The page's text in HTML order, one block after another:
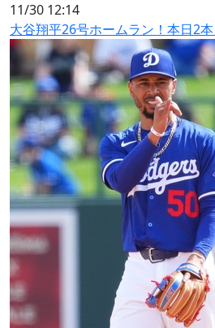
11/30 12:14
大谷翔平26号ホームラン！本日2